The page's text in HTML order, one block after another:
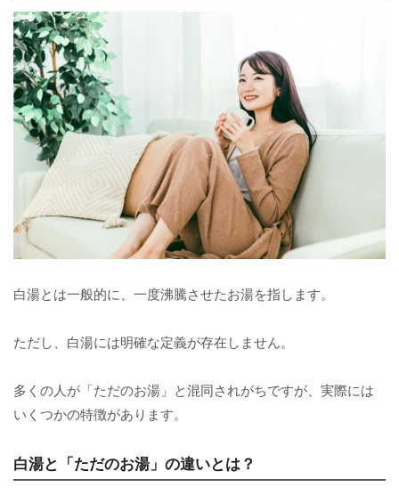
白湯とは一般的に、一度沸騰させたお湯を指します。
ただし、白湯には明確な定義が存在しません。
多くの人が「ただのお湯」と混同されがちですが、実際には
いくつかの特徴があります。
白湯と「ただのお湯」の違いとは？